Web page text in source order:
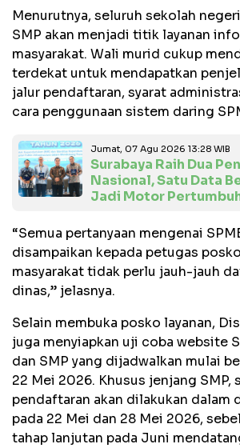
Menurutnya, seluruh sekolah
SMP akan menjadi titik layanan
masyarakat. Wali murid cukup
terdekat untuk mendapatkan
jalur pendaftaran, syarat
cara penggunaan sistem daring
Jumat, 07 Agu 2026 13:28 WIB
Surabaya Raih Dua
Nasional, Satu Data
Jadi Motor
“Semua pertanyaan mengenai
disampaikan kepada petugas
masyarakat tidak perlu jauh-jauh
dinas,” jelasnya.
Selain membuka posko layanan,
juga menyiapkan uji coba website
dan SMP yang dijadwalkan mulai
22 Mei 2026. Khusus jenjang SMP,
pendaftaran akan dilakukan dalam
pada 22 Mei dan 28 Mei 2026,
tahap lanjutan pada Juni